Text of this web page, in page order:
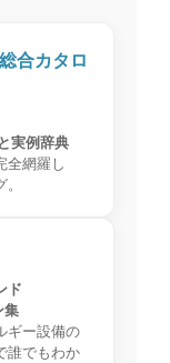
合カタロ
実例辞典
全網羅し
ド
集
ギー設備の
誰でもわか